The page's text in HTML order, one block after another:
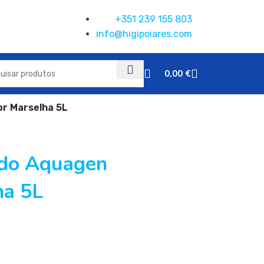
+351 239 155 803
info@higipoiares.com
0,00 €
Marselha 5L
Aquagen
5L